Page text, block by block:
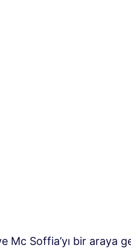
Mc Soffia’yı bir araya